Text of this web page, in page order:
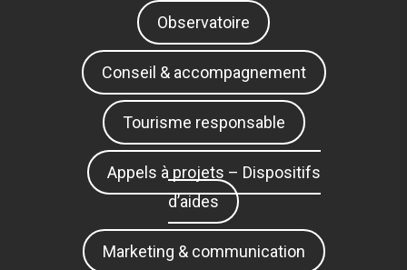
Observatoire
Conseil & accompagnement
Tourisme responsable
Appels à projets – Dispositifs
d’aides
Marketing & communication